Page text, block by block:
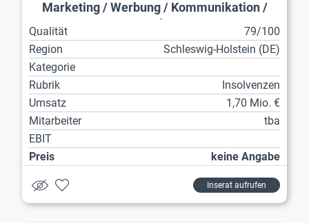
Marketing / Werbung / Kommunikation /
Qualität
79/100
Region
Schleswig-Holstein (DE)
Kategorie
Rubrik
Insolvenzen
Umsatz
1,70 Mio. €
Mitarbeiter
tba
EBIT
Preis
keine Angabe
Inserat aufrufen